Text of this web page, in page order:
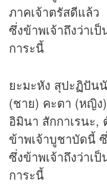
ภาคเจ้าตรัสดีแล้ว
ซึ่งข้าพเจ้าถึงว่าเ
การะนี้
ยะมะหัง สุปะฏิปัน
(ชาย) คะตา (หญิง
อิมินา สักกาเรนะ,
ข้าพเจ้าบูชาบัดนี้
ซึ่งข้าพเจ้าถึงว่าเ
การะนี้